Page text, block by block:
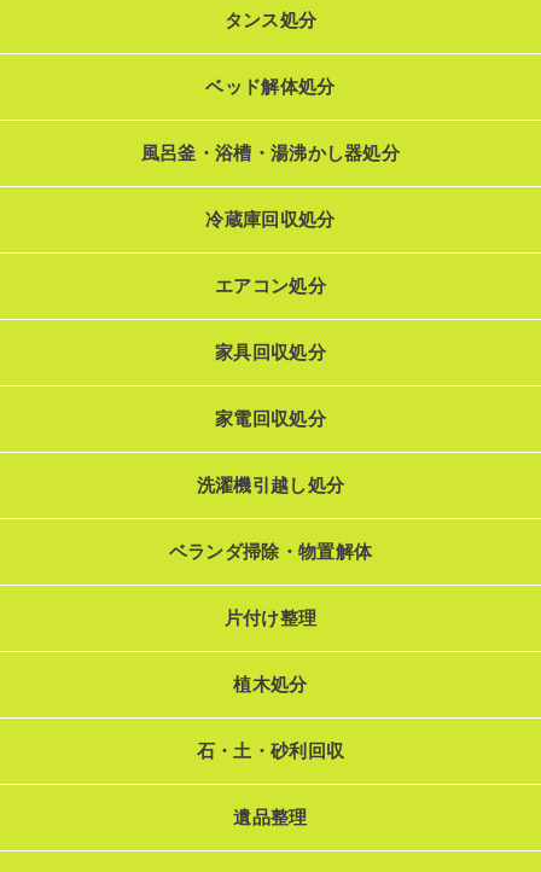
タンス処分
ベッド解体処分
風呂釜・浴槽・湯沸かし器処分
冷蔵庫回収処分
エアコン処分
家具回収処分
家電回収処分
洗濯機引越し処分
ベランダ掃除・物置解体
片付け整理
植木処分
石・土・砂利回収
遺品整理